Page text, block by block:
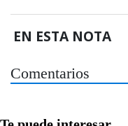
EN ESTA NOTA
Comentarios